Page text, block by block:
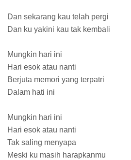
Dan sekarang kau telah pergi
Dan ku yakini kau tak kembali
Mungkin hari ini
Hari esok atau nanti
Berjuta memori yang terpatri
Dalam hati ini
Mungkin hari ini
Hari esok atau nanti
Tak saling menyapa
Meski ku masih harapkanmu